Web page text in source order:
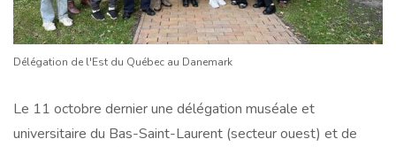
Délégation de l'Est du Québec au Danemark
Le 11 octobre dernier une délégation muséale et
universitaire du Bas-Saint-Laurent (secteur ouest) et de